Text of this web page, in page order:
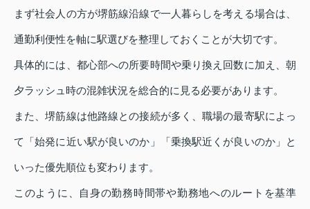
まず社会人の方が堺筋線沿線で一人暮らしを考える場合は、
通勤利便性を軸に駅選びを整理しておくことが大切です。
具体的には、都心部への所要時間や乗り換え回数に加え、朝
夕ラッシュ時の混雑状況を総合的に見る必要があります。
また、堺筋線は他路線との接続が多く、職場の最寄駅によっ
て「始発に近い駅が良いのか」「乗換駅近くが良いのか」と
いった優先順位も変わります。
このように、自身の勤務時間帯や勤務地へのルートを基準